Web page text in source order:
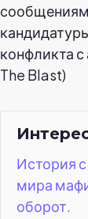
конфликта
The Blast)
История
мира
оборот.